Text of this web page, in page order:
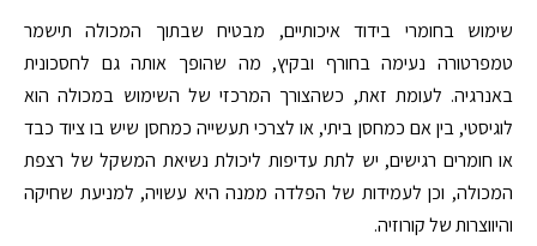
שימוש בחומרי בידוד איכותיים, מבטיח שבתוך המכולה תישמר
טמפרטורה נעימה בחורף ובקיץ, מה שהופך אותה גם לחסכונית
באנרגיה. לעומת זאת, כשהצורך המרכזי של השימוש במכולה הוא
לוגיסטי, בין אם כמחסן ביתי, או לצרכי תעשייה כמחסן שיש בו ציוד כבד
או חומרים רגישים, יש לתת עדיפות ליכולת נשיאת המשקל של רצפת
המכולה, וכן לעמידות של הפלדה ממנה היא עשויה, למניעת שחיקה
והיווצרות של קורוזיה.